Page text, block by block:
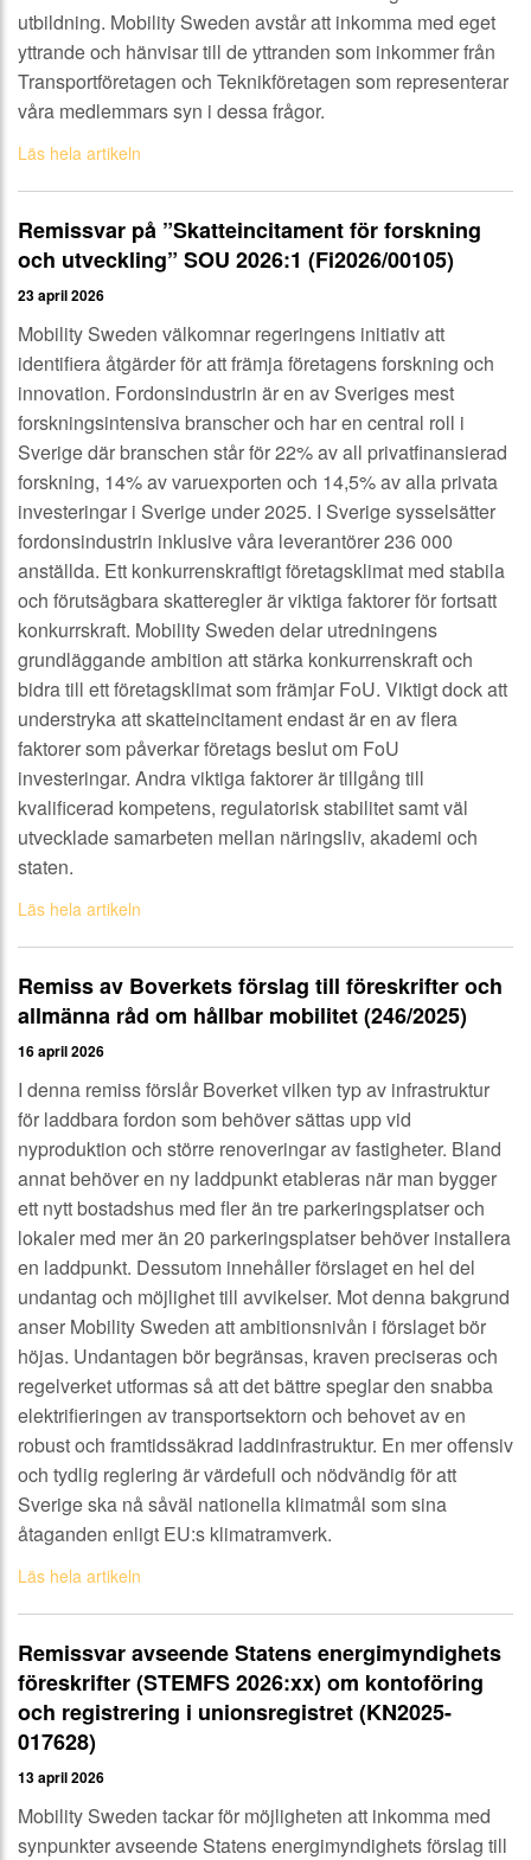
utbildning. Mobility Sweden avstår att inkomma med eget
yttrande och hänvisar till de yttranden som inkommer från
Transportföretagen och Teknikföretagen som representerar
våra medlemmars syn i dessa frågor.
Läs hela artikeln
Remissvar på ”Skatteincitament för forskning
och utveckling” SOU 2026:1 (Fi2026/00105)
23 april 2026
Mobility Sweden välkomnar regeringens initiativ att
identifiera åtgärder för att främja företagens forskning och
innovation. Fordonsindustrin är en av Sveriges mest
forskningsintensiva branscher och har en central roll i
Sverige där branschen står för 22% av all privatfinansierad
forskning, 14% av varuexporten och 14,5% av alla privata
investeringar i Sverige under 2025. I Sverige sysselsätter
fordonsindustrin inklusive våra leverantörer 236 000
anställda. Ett konkurrenskraftigt företagsklimat med stabila
och förutsägbara skatteregler är viktiga faktorer för fortsatt
konkurrskraft. Mobility Sweden delar utredningens
grundläggande ambition att stärka konkurrenskraft och
bidra till ett företagsklimat som främjar FoU. Viktigt dock att
understryka att skatteincitament endast är en av flera
faktorer som påverkar företags beslut om FoU
investeringar. Andra viktiga faktorer är tillgång till
kvalificerad kompetens, regulatorisk stabilitet samt väl
utvecklade samarbeten mellan näringsliv, akademi och
staten.
Läs hela artikeln
Remiss av Boverkets förslag till föreskrifter och
allmänna råd om hållbar mobilitet (246/2025)
16 april 2026
I denna remiss förslår Boverket vilken typ av infrastruktur
för laddbara fordon som behöver sättas upp vid
nyproduktion och större renoveringar av fastigheter. Bland
annat behöver en ny laddpunkt etableras när man bygger
ett nytt bostadshus med fler än tre parkeringsplatser och
lokaler med mer än 20 parkeringsplatser behöver installera
en laddpunkt. Dessutom innehåller förslaget en hel del
undantag och möjlighet till avvikelser. Mot denna bakgrund
anser Mobility Sweden att ambitionsnivån i förslaget bör
höjas. Undantagen bör begränsas, kraven preciseras och
regelverket utformas så att det bättre speglar den snabba
elektrifieringen av transportsektorn och behovet av en
robust och framtidssäkrad laddinfrastruktur. En mer offensiv
och tydlig reglering är värdefull och nödvändig för att
Sverige ska nå såväl nationella klimatmål som sina
åtaganden enligt EU:s klimatramverk.
Läs hela artikeln
Remissvar avseende Statens energimyndighets
föreskrifter (STEMFS 2026:xx) om kontoföring
och registrering i unionsregistret (KN2025-
017628)
13 april 2026
Mobility Sweden tackar för möjligheten att inkomma med
synpunkter avseende Statens energimyndighets förslag till